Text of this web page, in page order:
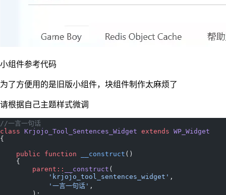
小组件参考代码
为了方便用的是旧版小组件，块组件制作太麻烦了
请根据自己主题样式微调
//一言一句话
class Krjojo_Tool_Sentences_Widget extends WP_Widget
{
    public
function __construct ()
    {
        parent::
__construct (
            'krjojo_tool_sentences_widget'
,
            '一言一句话'
,